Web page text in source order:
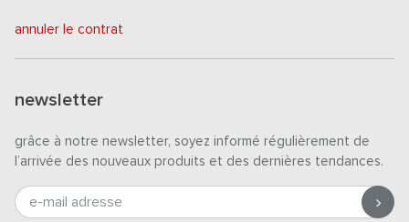
annuler le contrat
newsletter
grâce à notre newsletter, soyez informé régulièrement de
l’arrivée des nouveaux produits et des dernières tendances.
e-mail adresse